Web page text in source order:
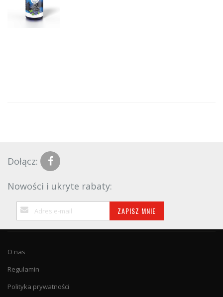
Dołącz:
Nowości i ukryte rabaty:
Subskrybuj
nasz
newsletter:
ZAPISZ MNIE
O nas
Regulamin
Polityka prywatności